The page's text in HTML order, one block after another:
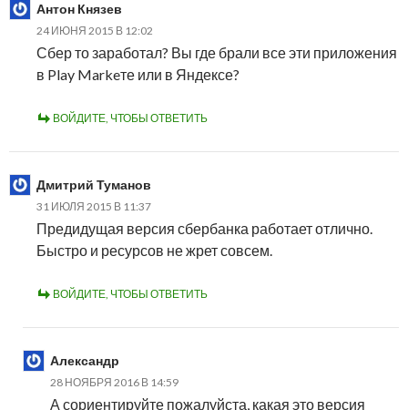
Антон Князев
24 ИЮНЯ 2015 В 12:02
Сбер то заработал? Вы где брали все эти приложения
в Play Markeте или в Яндексе?
ВОЙДИТЕ, ЧТОБЫ ОТВЕТИТЬ
Дмитрий Туманов
31 ИЮЛЯ 2015 В 11:37
Предидущая версия сбербанка работает отлично.
Быстро и ресурсов не жрет совсем.
ВОЙДИТЕ, ЧТОБЫ ОТВЕТИТЬ
Александр
28 НОЯБРЯ 2016 В 14:59
А сориентируйте пожалуйста, какая это версия